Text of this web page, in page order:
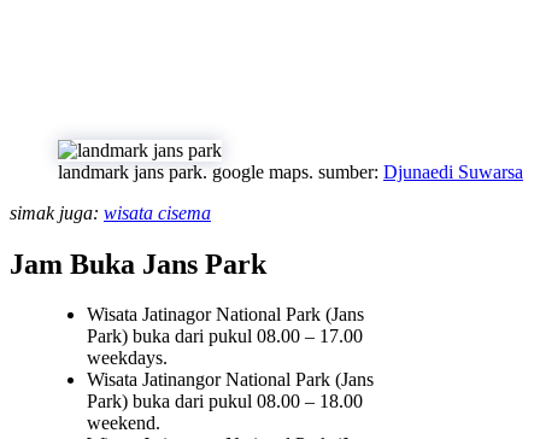
landmark jans park. google maps. sumber: Djunaedi Suwarsa
simak juga: wisata cisema
Jam Buka Jans Park
Wisata Jatinagor National Park (Jans
Park) buka dari pukul 08.00 – 17.00
weekdays.
Wisata Jatinangor National Park (Jans
Park) buka dari pukul 08.00 – 18.00
weekend.